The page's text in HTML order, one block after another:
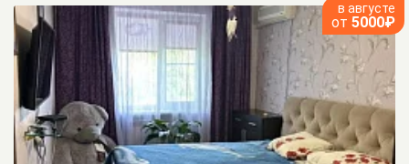
в августе
от 5000₽